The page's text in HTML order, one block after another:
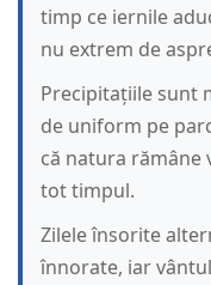
timp ce iernile
nu extrem de
Precipitațiile sunt
de uniform pe
că natura rămâne
tot timpul.
Zilele însorite
înnorate, iar